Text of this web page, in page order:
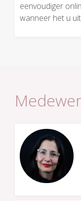
eenvoudiger
wanneer het u